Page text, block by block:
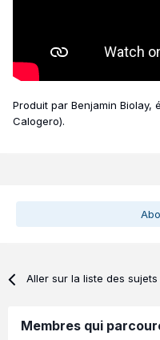
Produit par Benjamin Biolay,
Calogero).
Aller sur la liste des sujets
Membres qui